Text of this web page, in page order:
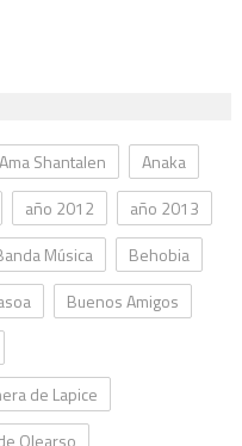
Ama Shantalen
Anaka
año 2012
año 2013
Música
Behobia
Buenos Amigos
de Lapice